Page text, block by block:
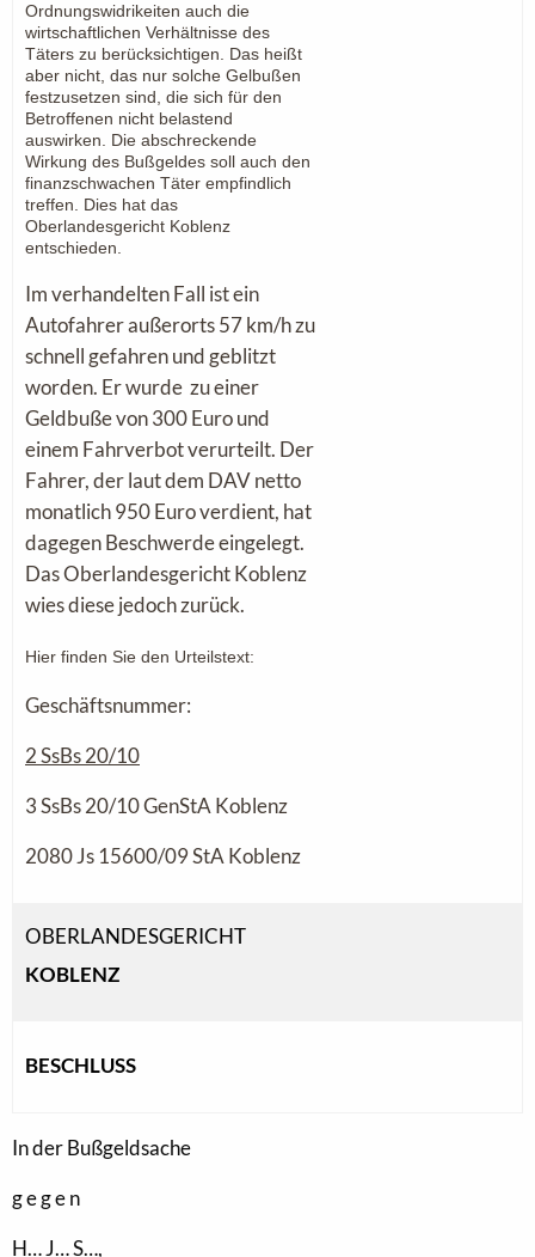
Ordnungswidrikeiten auch die
wirtschaftlichen Verhältnisse des
Täters zu berücksichtigen. Das heißt
aber nicht, das nur solche Gelbußen
festzusetzen sind, die sich für den
Betroffenen nicht belastend
auswirken. Die abschreckende
Wirkung des Bußgeldes soll auch den
finanzschwachen Täter empfindlich
treffen . Dies hat das
Oberlandesgericht Koblenz
entschieden.
Im verhandelten Fall ist ein
Autofahrer außerorts 57 km/h zu
schnell gefahren und geblitzt
worden. Er wurde zu einer
Geldbuße von 300 Euro und
einem Fahrverbot verurteilt. Der
Fahrer, der laut dem DAV netto
monatlich 950 Euro verdient, hat
dagegen Beschwerde eingelegt.
Das Oberlandesgericht Koblenz
wies diese jedoch zurück.
Hier finden Sie den Urteilstext:
Geschäftsnummer:
2 SsBs 20/10
3 SsBs 20/10 GenStA Koblenz
2080 Js 15600/09 StA Koblenz
OBERLANDESGERICHT
KOBLENZ
BESCHLUSS
In der Bußgeldsache
g e g e n
H… J… S…,